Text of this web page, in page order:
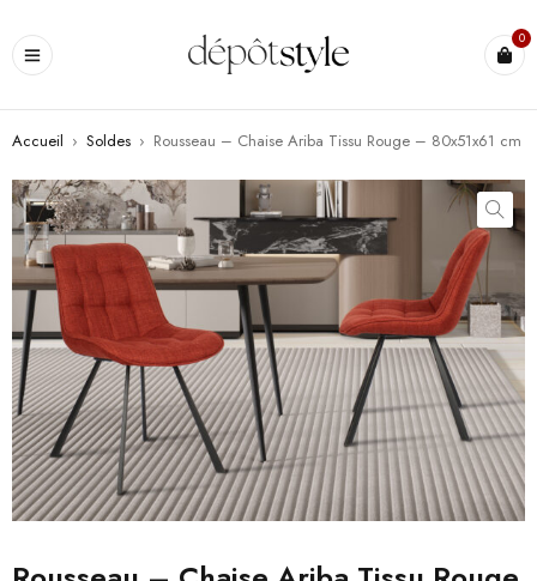
0
Accueil › Soldes › Rousseau – Chaise Ariba Tissu Rouge – 80x51x61 cm